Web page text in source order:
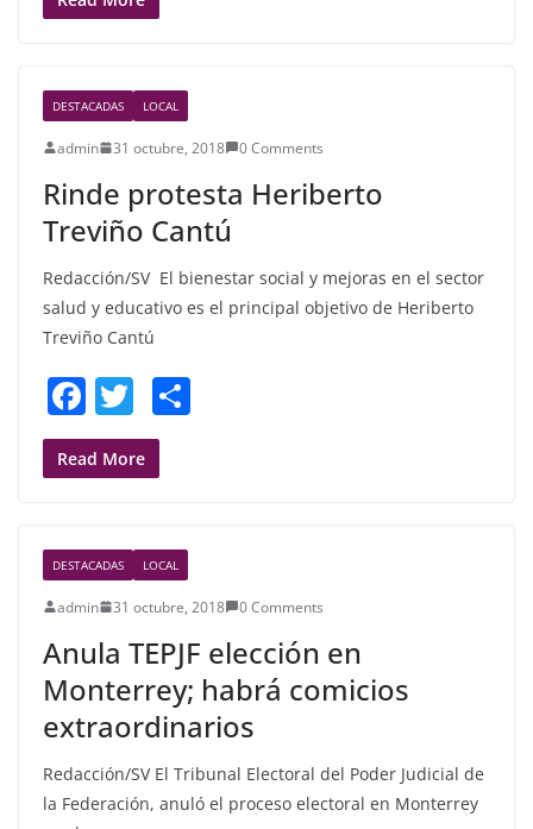
c
b
o
o
k
itt
DESTACADAS LOCAL
admin 31 octubre, 2018 0 Comments
Rinde protesta Heriberto
Treviño Cantú
Redacción/SV El bienestar social y mejoras en el sector
salud y educativo es el principal objetivo de Heriberto
Treviño Cantú
F
a
c
b
o
o
k
T
w
itt
Read More
DESTACADAS LOCAL
admin 31 octubre, 2018 0 Comments
Anula TEPJF elección en
Monterrey; habrá comicios
extraordinarios
Redacción/SV El Tribunal Electoral del Poder Judicial de
la Federación, anuló el proceso electoral en Monterrey